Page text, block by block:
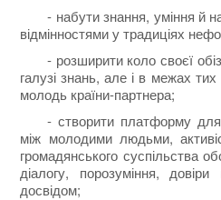
- набути знання, уміння й
відмінностями у традиціях
- розширити коло своєї
галузі знань, але і в межах тих
молодь країни-партнера;
- створити платформу
між молодими людьми,
громадянського суспільства
діалогу, порозуміння,
досвідом;